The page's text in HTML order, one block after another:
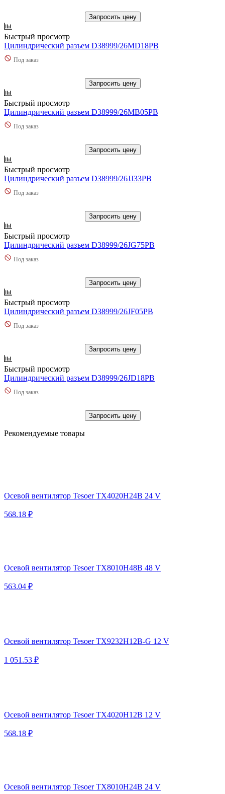
Запросить цену
Быстрый просмотр
Цилиндрический разъем D38999/26MD18PB
Под заказ
Запросить цену
Быстрый просмотр
Цилиндрический разъем D38999/26MB05PB
Под заказ
Запросить цену
Быстрый просмотр
Цилиндрический разъем D38999/26JJ33PB
Под заказ
Запросить цену
Быстрый просмотр
Цилиндрический разъем D38999/26JG75PB
Под заказ
Запросить цену
Быстрый просмотр
Цилиндрический разъем D38999/26JF05PB
Под заказ
Запросить цену
Быстрый просмотр
Цилиндрический разъем D38999/26JD18PB
Под заказ
Запросить цену
Рекомендуемые товары
Осевой вентилятор Tesoer TX4020H24B 24 V
568.18 ₽
Осевой вентилятор Tesoer TX8010H48B 48 V
563.04 ₽
Осевой вентилятор Tesoer TX9232H12B-G 12 V
1 051.53 ₽
Осевой вентилятор Tesoer TX4020H12B 12 V
568.18 ₽
Осевой вентилятор Tesoer TX8010H24B 24 V